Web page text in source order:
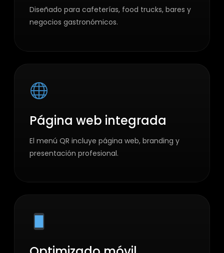
Diseñado para cafeterías, food trucks, bares y
negocios gastronómicos.
Página web integrada
El menú QR incluye página web, branding y
presentación profesional.